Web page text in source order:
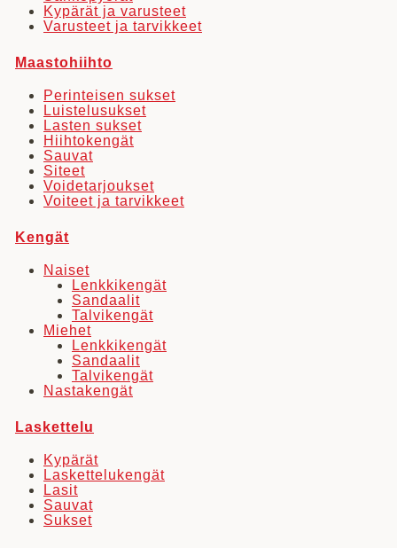
Kypärät ja varusteet
Varusteet ja tarvikkeet
Maastohiihto
Perinteisen sukset
Luistelusukset
Lasten sukset
Hiihtokengät
Sauvat
Siteet
Voidetarjoukset
Voiteet ja tarvikkeet
Kengät
Naiset
Lenkkikengät
Sandaalit
Talvikengät
Miehet
Lenkkikengät
Sandaalit
Talvikengät
Nastakengät
Laskettelu
Kypärät
Laskettelukengät
Lasit
Sauvat
Sukset